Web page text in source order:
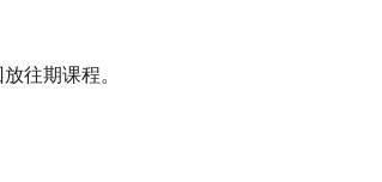
往期课程。